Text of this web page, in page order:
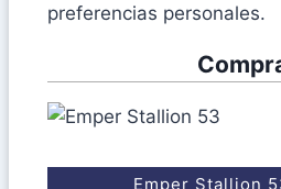
preferencias personales.
Emper Stallion